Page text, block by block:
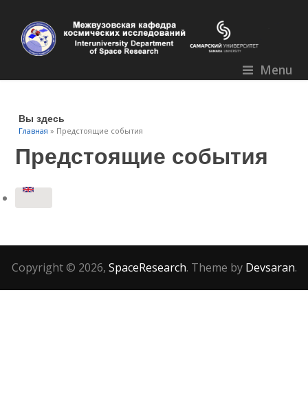
Menu
Вы здесь
Главная » Предстоящие события
Предстоящие события
Copyright © 2026, SpaceResearch. Theme by Devsaran.